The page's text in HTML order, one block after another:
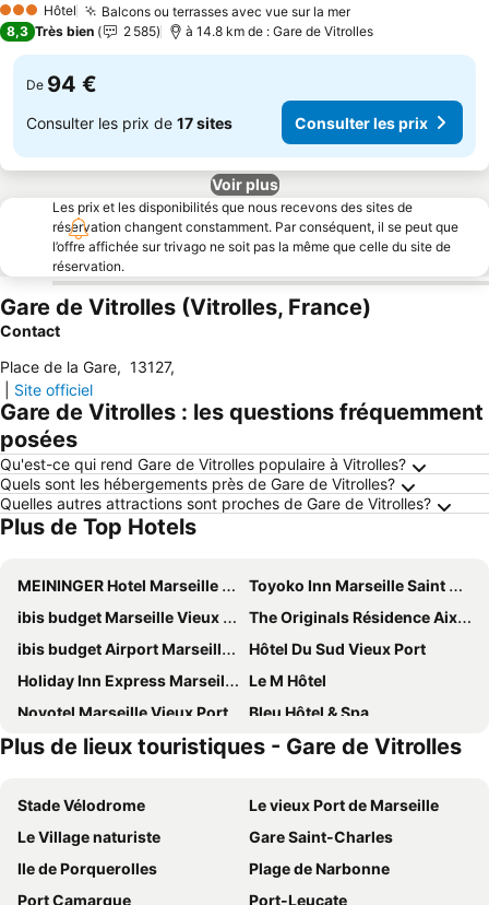
3 ÉtoilesHôtel Balcons ou terrasses avec vue sur la merConsulter les
Consulter les prix
8,3 Très bien 2 585 à 14.8 km de : Gare de Vitrolles
De 94 €
Consulter les prix de 17 sites Consulter les prix
Voir plus
Les prix et les disponibilités que nous recevons des sites de
réservation changent constamment. Par conséquent, il se peut que
l’offre affichée sur trivago ne soit pas la même que celle du site de
réservation.
Gare de Vitrolles (Vitrolles, France)
Contact
Place de la Gare, 13127,
Site officiel
Gare de Vitrolles : les questions fréquemment
posées
Qu'est-ce qui rend Gare de Vitrolles populaire à Vitrolles?
Quels sont les hébergements près de Gare de Vitrolles?
Quelles autres attractions sont proches de Gare de Vitrolles?
Plus de Top Hotels
MEININGER Hotel Marseille Centre La Joliette
Toyoko Inn Marseille Saint Charles
ibis budget Marseille Vieux Port
The Originals Résidence Aix Schuman
ibis budget Airport Marseille Provence
Hôtel Du Sud Vieux Port
Holiday Inn Express Marseille Airport By Ihg
Le M Hôtel
Novotel Marseille Vieux Port
Bleu Hôtel & Spa
Paradou Mediterranee, BW Signature Collection
B&B HOTEL Marseille Les Ports
ibis budget Marseille Timone
Novotel Marseille Centre Prado Vélodrome
Crowne Plaza Marseille - Le DÔme By Ihg
Kyriad Direct Martigues
Best Western Hotel du Mucem
Radisson Hotel Aix En Provence
Plus de lieux touristiques - Gare de Vitrolles
Stade Vélodrome
Le vieux Port de Marseille
Le Village naturiste
Gare Saint-Charles
Ile de Porquerolles
Plage de Narbonne
Port Camargue
Port-Leucate